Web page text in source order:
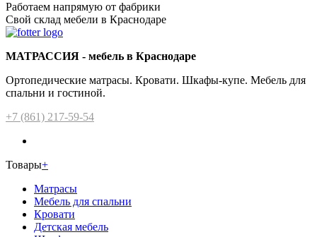
Работаем напрямую от фабрики
Свой склад мебели в Краснодаре
МАТРАССИЯ - мебель в Краснодаре
Ортопедические матрасы. Кровати. Шкафы-купе. Мебель для
спальни и гостиной.
+7 (861) 217-59-54
Товары+
Матрасы
Мебель для спальни
Кровати
Детская мебель